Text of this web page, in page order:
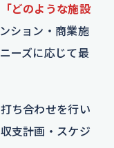
どのような施設
ション・商業施
ーズに応じて最
ち合わせを行い
支計画・スケジ